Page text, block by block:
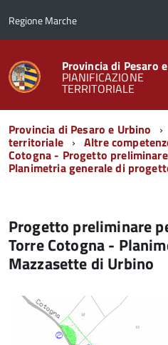
Regione Marche
Provincia di Pesaro
PIANIFICAZIONE
TERRITORIALE
Menu
di
navigazione
Provincia di Pesaro e Urbino
territoriale Altre
Cotogna - Progetto
Planimetria generale di
Progetto preliminare
Torre Cotogna -
Mazzasette di Urbino